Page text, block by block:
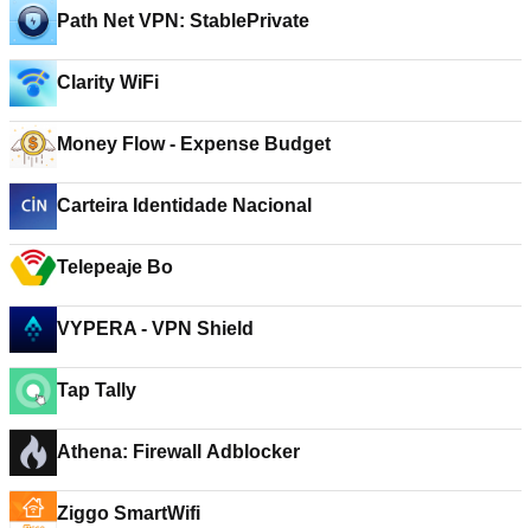
Path Net VPN: StablePrivate
Clarity WiFi
Money Flow - Expense Budget
Carteira Identidade Nacional
Telepeaje Bo
VYPERA - VPN Shield
Tap Tally
Athena: Firewall Adblocker
Ziggo SmartWifi